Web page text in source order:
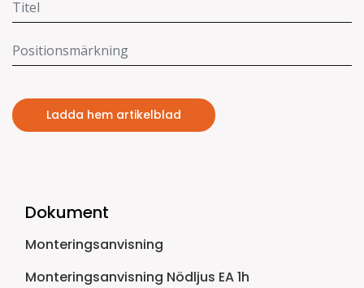
Ladda hem artikelblad
Dokument
Monteringsanvisning
Monteringsanvisning Nödljus EA 1h